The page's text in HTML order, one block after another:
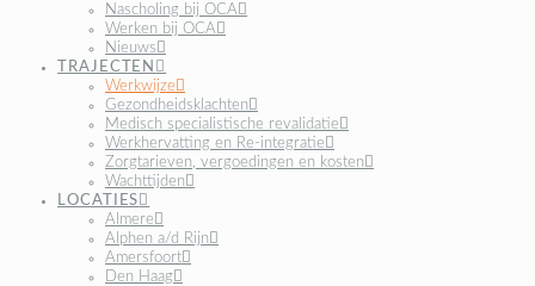
Nascholing bij OCA
Werken bij OCA
Nieuws
TRAJECTEN
Werkwijze
Gezondheidsklachten
Medisch specialistische revalidatie
Werkhervatting en Re-integratie
Zorgtarieven, vergoedingen en kosten
Wachttijden
LOCATIES
Almere
Alphen a/d Rijn
Amersfoort
Den Haag